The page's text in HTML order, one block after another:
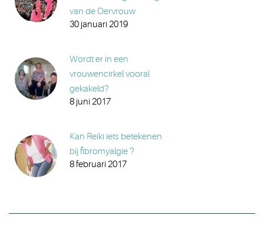
van de Oervrouw
30 januari 2019
Wordt er in een
vrouwencirkel vooral
gekakeld?
8 juni 2017
Kan Reiki iets betekenen
bij fibromyalgie ?
8 februari 2017